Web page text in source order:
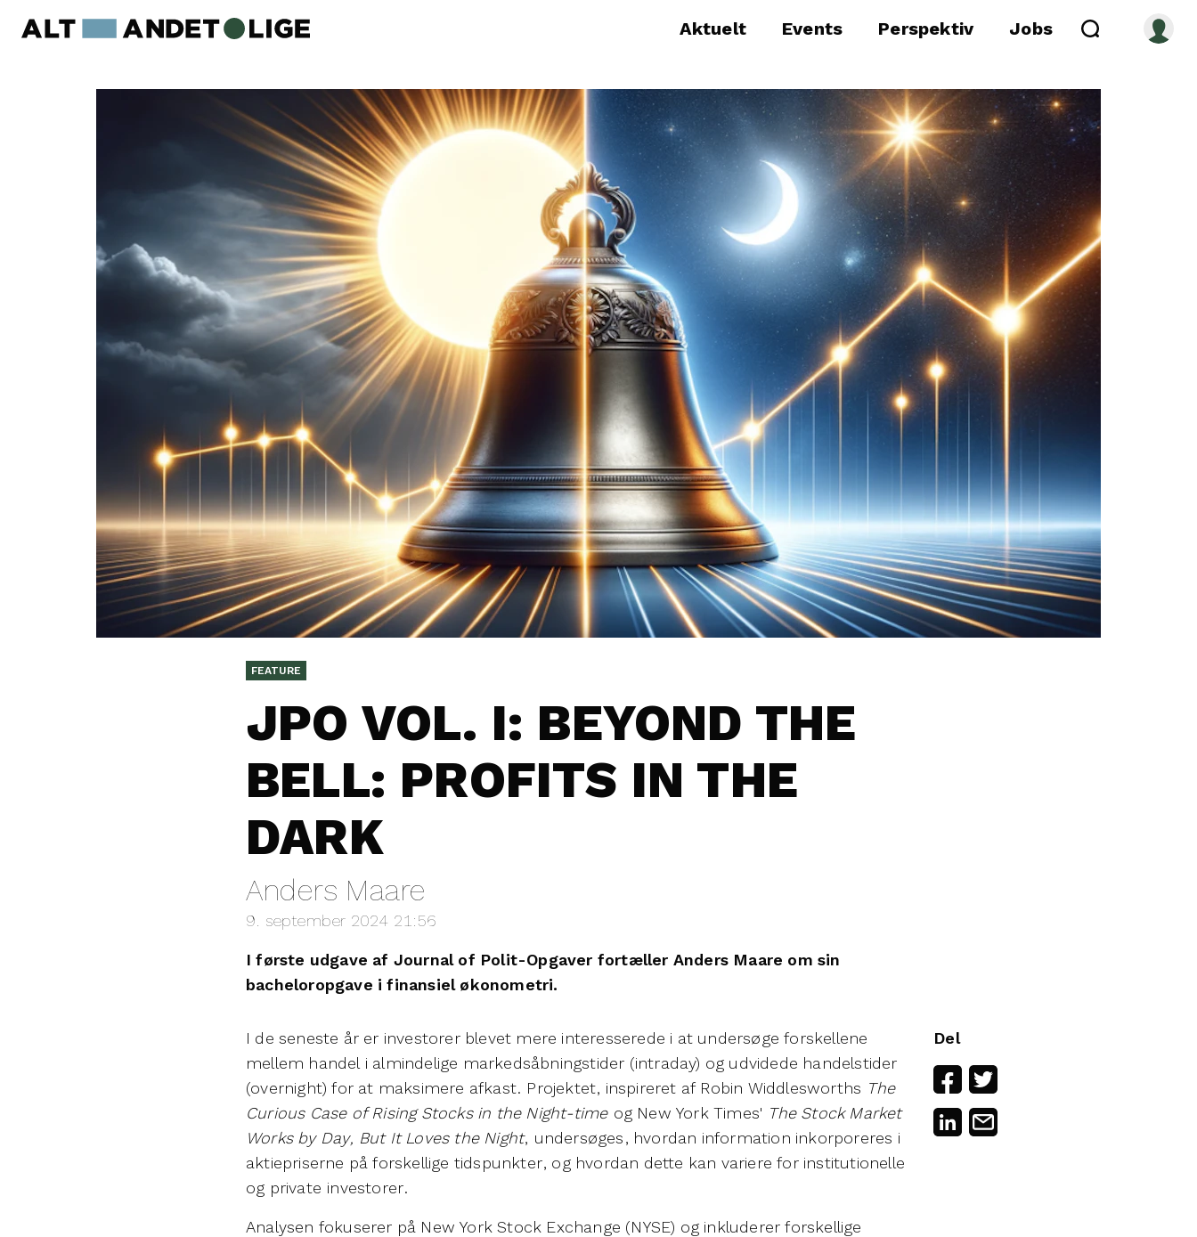
Aktuelt Events Perspektiv Jobs
FEATURE
JPO VOL. I: BEYOND THE
BELL: PROFITS IN THE
DARK
Anders Maare
9. september 2024 21:56
I første udgave af Journal of Polit-Opgaver fortæller Anders Maare om sin
bacheloropgave i finansiel økonometri.
Del
I de seneste år er investorer blevet mere interesserede i at undersøge forskellene
mellem handel i almindelige markedsåbningstider (intraday) og udvidede handelstider
(overnight) for at maksimere afkast. Projektet, inspireret af Robin Widdlesworths The
Curious Case of Rising Stocks in the Night-timeog New York Times' The Stock Market
Works by Day, But It Loves the Night, undersøges, hvordan information inkorporeres i
aktiepriserne på forskellige tidspunkter, og hvordan dette kan variere for institutionelle
og private investorer.
Analysen fokuserer på New York Stock Exchange (NYSE) og inkluderer forskellige